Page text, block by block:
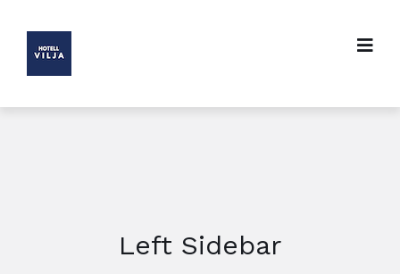
Left Sidebar